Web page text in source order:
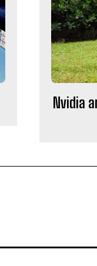
Nvidia